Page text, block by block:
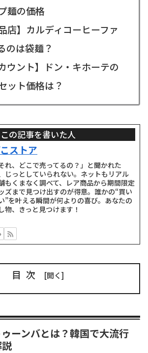
麺の価格
店】カルディコーヒーファ
のは袋麺？
ウント】ドン・キホーテの
ット価格は？
この記事を書いた人
ストア
それ、どこで売ってるの？」と聞かれた
じっとしていられない。ネットもリアル
もくまなく調べて、レア商品から期間限定
ズまで見つけ出すのが得意。誰かの“買い
”を叶える瞬間が何よりの喜び。あなたの
物、きっと見つけます！
目次
ーンバとは？韓国で大流行